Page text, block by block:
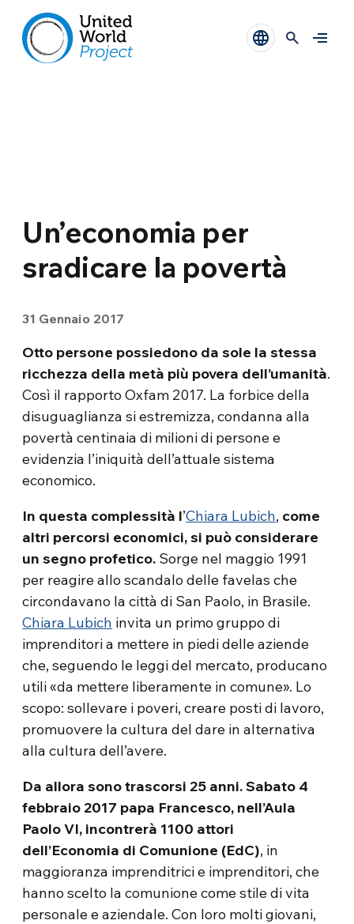
Un’economia per
sradicare la povertà
31 Gennaio 2017
Otto persone possiedono da sole la stessa
ricchezza della metà più povera dell’umanità.
Così il rapporto Oxfam 2017. La forbice della
disuguaglianza si estremizza, condanna alla
povertà centinaia di milioni di persone e
evidenzia l’iniquità dell’attuale sistema
economico.
In questa complessità l’Chiara Lubich, come
altri percorsi economici, si può considerare
un segno profetico. Sorge nel maggio 1991
per reagire allo scandalo delle favelas che
circondavano la città di San Paolo, in Brasile.
Chiara Lubich invita un primo gruppo di
imprenditori a mettere in piedi delle aziende
che, seguendo le leggi del mercato, producano
utili «da mettere liberamente in comune». Lo
scopo: sollevare i poveri, creare posti di lavoro,
promuovere la cultura del dare in alternativa
alla cultura dell’avere.
Da allora sono trascorsi 25 anni. Sabato 4
febbraio 2017 papa Francesco, nell’Aula
Paolo VI, incontrerà 1100 attori
dell’Economia di Comunione (EdC), in
maggioranza imprenditrici e imprenditori, che
hanno scelto la comunione come stile di vita
personale e aziendale. Con loro molti giovani,